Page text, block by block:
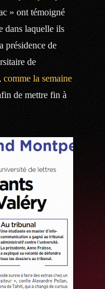
» ont témoigné
dans laquelle ils
présidence de
de
comme la semaine
de mettre fin à